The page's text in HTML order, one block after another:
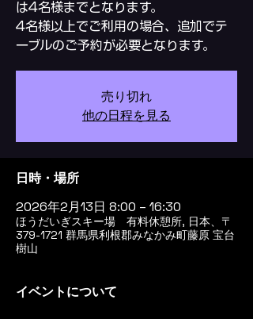
は4名様までとなります。
4名様以上でご利用の場合、追加でテ
ーブルのご予約が必要となります。
売り切れ
他の日程を見る
日時・場所
2026年2月13日 8:00 – 16:30
ほうだいぎスキー場 有料休憩所, 日本、〒
379-1721 群馬県利根郡みなかみ町藤原 宝台
樹山
イベントについて